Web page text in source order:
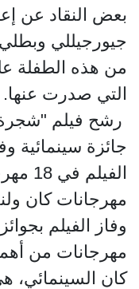
بعض النقاد عن
جيورجيللي
من هذه الطفلة
التي صدرت
رشح فيلم "شجرة
جائزة
مهرجانات كان
وفاز الفيلم
مهرجانات من
كان السينمائي،